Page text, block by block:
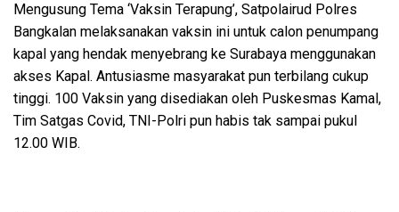
Mengusung Tema ‘Vaksin Terapung’, Satpolairud Polres
Bangkalan melaksanakan vaksin ini untuk calon penumpang
kapal yang hendak menyebrang ke Surabaya menggunakan
akses Kapal. Antusiasme masyarakat pun terbilang cukup
tinggi. 100 Vaksin yang disediakan oleh Puskesmas Kamal,
Tim Satgas Covid, TNI-Polri pun habis tak sampai pukul
12.00 WIB.